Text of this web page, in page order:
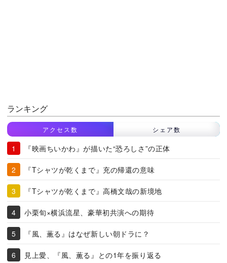
ランキング
アクセス数 シェア数
『映画ちいかわ』が描いた“恐ろしさ”の正体
『Tシャツが乾くまで』充の帰還の意味
『Tシャツが乾くまで』高橋文哉の新境地
小栗旬×横浜流星、豪華初共演への期待
『風、薫る』はなぜ新しい朝ドラに？
見上愛、『風、薫る』との1年を振り返る